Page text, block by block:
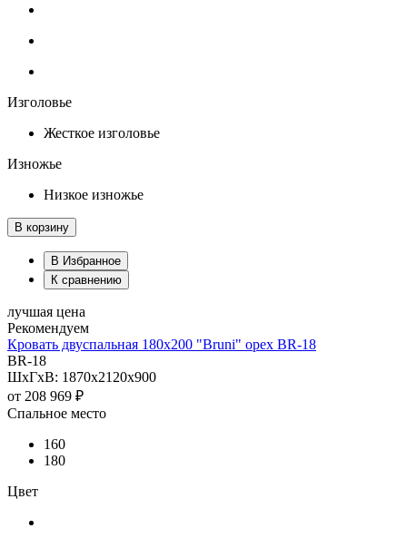
Изголовье
Жесткое изголовье
Изножье
Низкое изножье
В корзину
В Избранное
К сравнению
лучшая цена
Рекомендуем
Кровать двуспальная 180х200 "Bruni" орех BR-18
BR-18
ШхГхВ: 1870х2120х900
от 208 969 ₽
Спальное место
160
180
Цвет